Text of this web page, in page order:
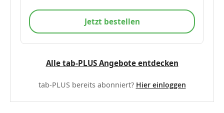
Jetzt bestellen
Alle tab-PLUS Angebote entdecken
tab-PLUS bereits abonniert? Hier einloggen